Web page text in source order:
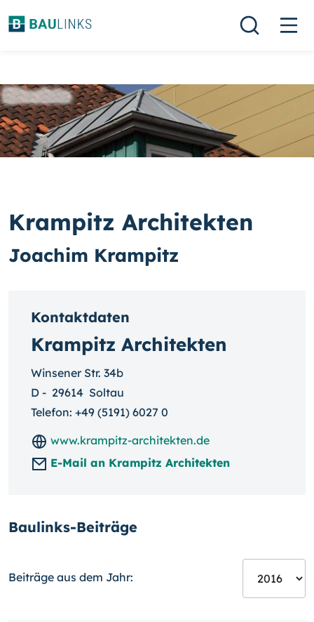
Krampitz Architekten
Joachim Krampitz
Kontaktdaten
Krampitz Architekten
Winsener Str. 34b
D - 29614 Soltau
Telefon: +49 (5191) 6027 0
www.krampitz-architekten.de
E-Mail an Krampitz Architekten
Baulinks-Beiträge
Beiträge aus dem Jahr: